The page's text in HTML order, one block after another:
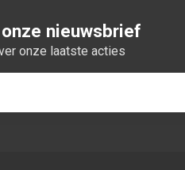
nieuwsbrief
onze laatste acties